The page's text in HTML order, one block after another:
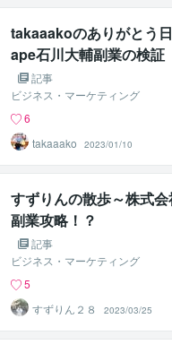
takaaakoのありがとう
ape石川大輔副業の検証
記事
ビジネス・マーケティング
6
takaaako
2023/01/10
すずりんの散歩～株式
副業攻略！？
記事
ビジネス・マーケティング
5
すずりん２８
2023/03/25